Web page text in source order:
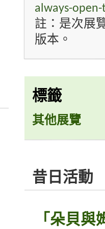
always-
註：是次展
版本。
標籤
其他展覽
昔日活動
「朵貝